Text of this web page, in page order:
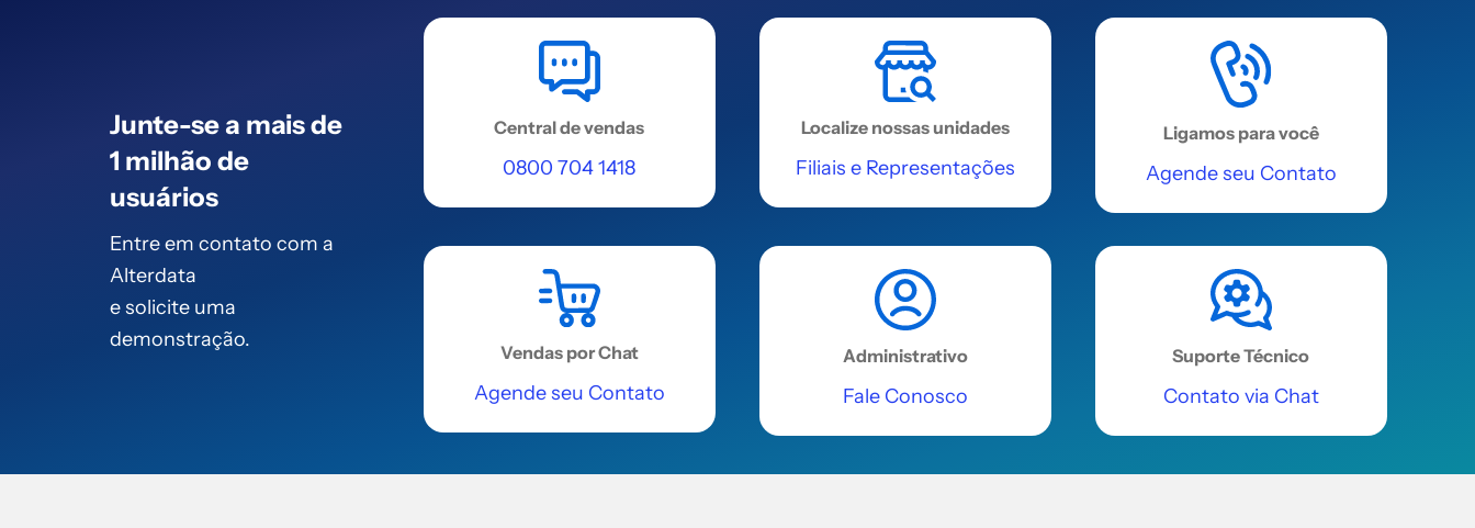
Junte-se a mais de
1 milhão de
usuários
Entre em contato com a
Alterdata
e solicite uma
demonstração.
Central de vendas
0800 704 1418
Localize nossas unidades
Filiais e Representações
Ligamos para você
Agende seu Contato
Vendas por Chat
Agende seu Contato
Administrativo
Fale Conosco
Suporte Técnico
Contato via Chat